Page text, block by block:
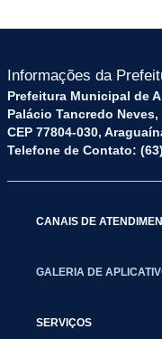
Informações da
Prefeitura Municipal de
Palácio Tancredo Neves,
CEP 77804-030,
Telefone de Contato:
CANAIS DE
GALERIA DE
SERVIÇOS